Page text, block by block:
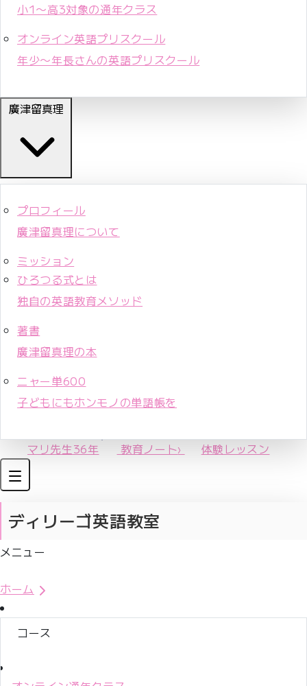
小1〜高3対象の通年クラス
オンライン英語プリスクール
年少〜年長さんの英語プリスクール
廣津留真理
プロフィール
廣津留真理について
ミッション
ひろつる式とは
独自の英語教育メソッド
著書
廣津留真理の本
ニャー単600
子どもにもホンモノの単語帳を
マリ先生36年 教育ノート› 体験レッスン
ディリーゴ英語教室
メニュー
ホーム
コース